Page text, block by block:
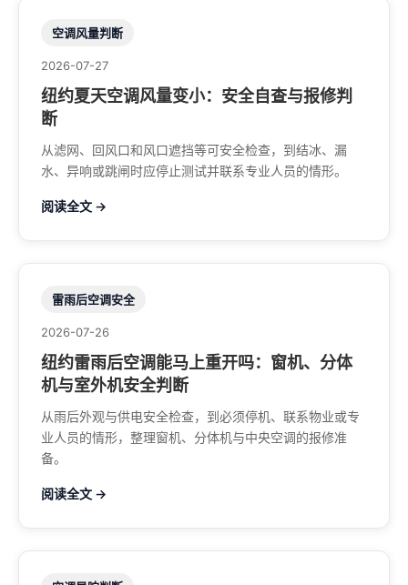
空调风量判断
2026-07-27
纽约夏天空调风量变小：安全自查与报修判
断
从滤网、回风口和风口遮挡等可安全检查，到结冰、漏
水、异响或跳闸时应停止测试并联系专业人员的情形。
阅读全文 →
雷雨后空调安全
2026-07-26
纽约雷雨后空调能马上重开吗：窗机、分体
机与室外机安全判断
从雨后外观与供电安全检查，到必须停机、联系物业或专
业人员的情形，整理窗机、分体机与中央空调的报修准
备。
阅读全文 →